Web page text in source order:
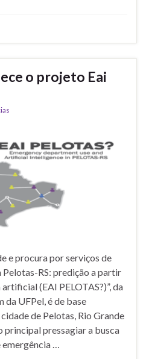
o projeto Eai
e procura por serviços de
Pelotas-RS: predição a partir
(EAI PELOTAS?)”, da
da UFPel, é de base
de Pelotas, Rio Grande
principal pressagiar a busca
emergência …